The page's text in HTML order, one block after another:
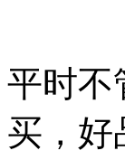
平时不
买，好